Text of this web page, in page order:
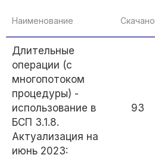
Наименование Скачано
Длительные
операции (с
многопотоком
процедуры) -
использование в
БСП 3.1.8.
Актуализация на
июнь 2023:
93